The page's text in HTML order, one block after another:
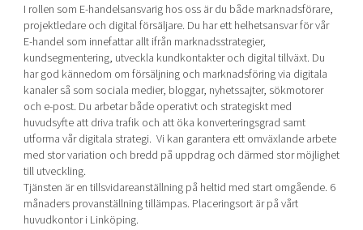
I rollen som E-handelsansvarig hos oss är du både marknadsförare,
projektledare och digital försäljare. Du har ett helhetsansvar för vår
E-handel som innefattar allt ifrån marknadsstrategier,
kundsegmentering, utveckla kundkontakter och digital tillväxt. Du
har god kännedom om försäljning och marknadsföring via digitala
kanaler så som sociala medier, bloggar, nyhetssajter, sökmotorer
och e-post. Du arbetar både operativt och strategiskt med
huvudsyfte att driva trafik och att öka konverteringsgrad samt
utforma vår digitala strategi. Vi kan garantera ett omväxlande arbete
med stor variation och bredd på uppdrag och därmed stor möjlighet
till utveckling.
Tjänsten är en tillsvidareanställning på heltid med start omgående. 6
månaders provanställning tillämpas. Placeringsort är på vårt
huvudkontor i Linköping.